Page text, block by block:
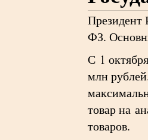
Президент
ФЗ.
С 1
млн
товар на
товаров.